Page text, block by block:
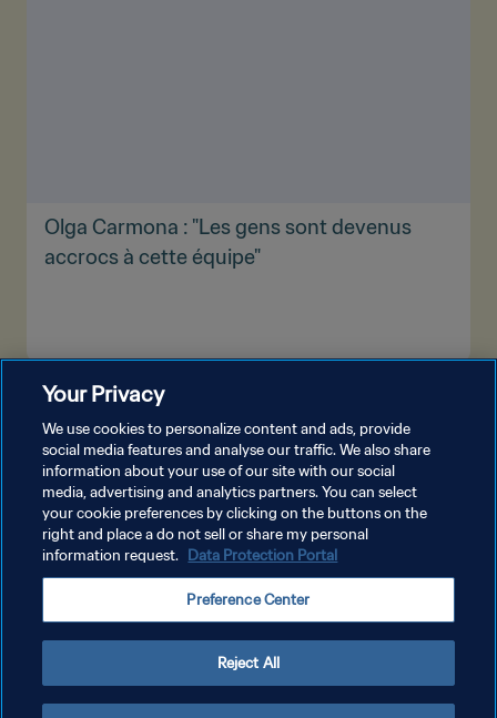
Olga Carmona : "Les gens sont devenus
accrocs à cette équipe"
POLITIQUE DE CONFIDENTIALITÉ
CONDITIONS D'UTILISATION
GÉRER VOS PRÉFÉRENCES SUR LES COOKIES
Copyright © 1994 - 2026 FIFA. Tous droits réservés.
Your Privacy
We use cookies to personalize content and ads, provide
social media features and analyse our traffic. We also share
information about your use of our site with our social
media, advertising and analytics partners. You can select
your cookie preferences by clicking on the buttons on the
right and place a do not sell or share my personal
information request. Data Protection Portal
Preference Center
Reject All